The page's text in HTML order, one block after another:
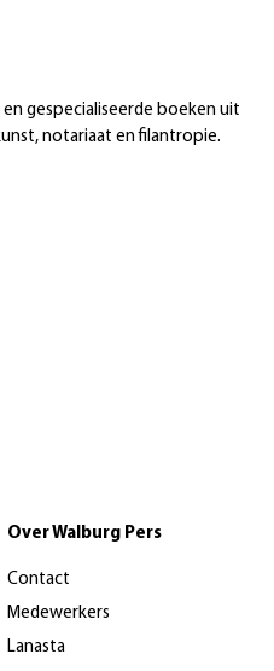
gespecialiseerde boeken uit
notariaat en filantropie.
Over Walburg Pers
Contact
Medewerkers
Lanasta